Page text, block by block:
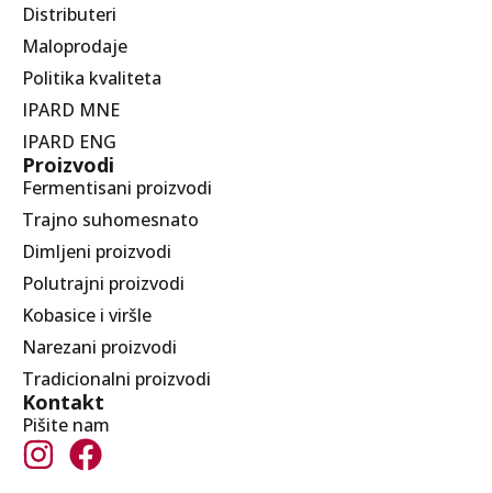
Distributeri
Maloprodaje
Politika kvaliteta
IPARD MNE
IPARD ENG
Proizvodi
Fermentisani proizvodi
Trajno suhomesnato
Dimljeni proizvodi
Polutrajni proizvodi
Kobasice i viršle
Narezani proizvodi
Tradicionalni proizvodi
Kontakt
Pišite nam